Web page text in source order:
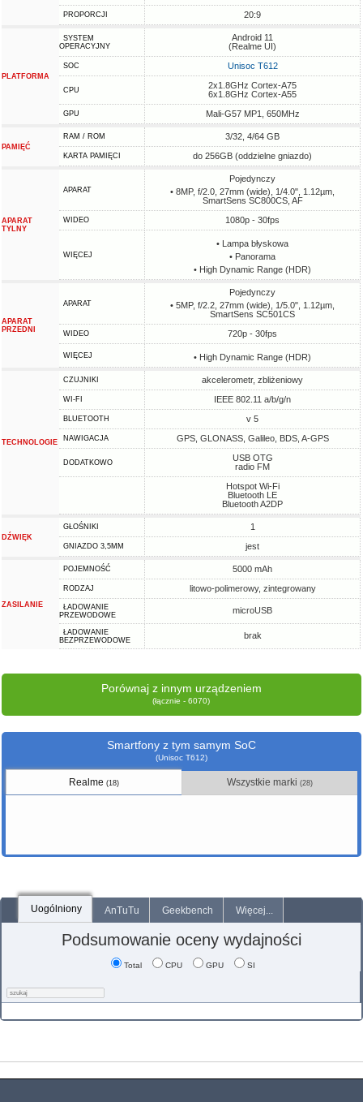
PROPORCJI 20:9
PLATFORMA
SYSTEM
OPERACYJNY
Android 11
(Realme UI)
SOC Unisoc T612
CPU
2x1.8GHz Cortex-A75
6x1.8GHz Cortex-A55
GPU Mali-G57 MP1, 650MHz
PAMIĘĆ
RAM / ROM 3/32, 4/64 GB
KARTA PAMIĘCI do 256GB (oddzielne gniazdo)
APARAT
TYLNY
APARAT
Pojedynczy
• 8MP, f/2.0, 27mm (wide), 1/4.0", 1.12µm,
SmartSens SC800CS, AF
WIDEO 1080p - 30fps
WIĘCEJ
• Lampa błyskowa
• Panorama
• High Dynamic Range (HDR)
APARAT
PRZEDNI
APARAT
Pojedynczy
• 5MP, f/2.2, 27mm (wide), 1/5.0", 1.12µm,
SmartSens SC501CS
WIDEO 720p - 30fps
WIĘCEJ • High Dynamic Range (HDR)
TECHNOLOGIE
CZUJNIKI akcelerometr, zbliżeniowy
WI-FI IEEE 802.11 a/b/g/n
BLUETOOTH v 5
NAWIGACJA GPS, GLONASS, Galileo, BDS, A-GPS
DODATKOWO
USB OTG
radio FM
Hotspot Wi-Fi
Bluetooth LE
Bluetooth A2DP
DŹWIĘK
GŁOŚNIKI 1
GNIAZDO 3,5MM jest
ZASILANIE
POJEMNOŚĆ 5000 mAh
RODZAJ litowo-polimerowy, zintegrowany
ŁADOWANIE
PRZEWODOWE
microUSB
ŁADOWANIE
BEZPRZEWODOWE
brak
Porównaj z innym urządzeniem
(łącznie - 6070)
Smartfony z tym samym SoC
(Unisoc T612)
Realme (18) Wszystkie marki (28)
Uogólniony AnTuTu Geekbench Więcej...
Podsumowanie oceny wydajności
Total CPU GPU SI